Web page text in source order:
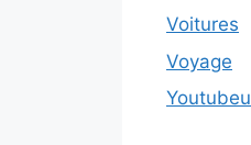
Voitures
Voyage